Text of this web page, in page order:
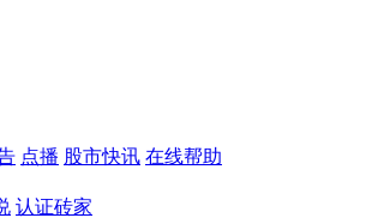
点播 股市快讯 在线帮助
认证砖家